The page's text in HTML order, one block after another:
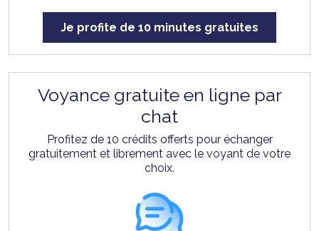
Je profite de 10 minutes gratuites
Voyance gratuite en ligne par
chat
Profitez de 10 crédits offerts pour échanger
gratuitement et librement avec le voyant de votre
choix.